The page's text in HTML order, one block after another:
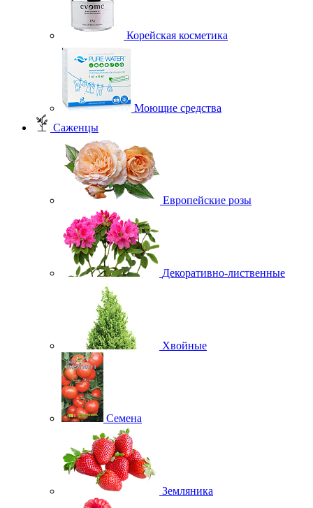
Корейская косметика
Моющие средства
Саженцы
Европейские розы
Декоративно-лиственные
Хвойные
Семена
Земляника